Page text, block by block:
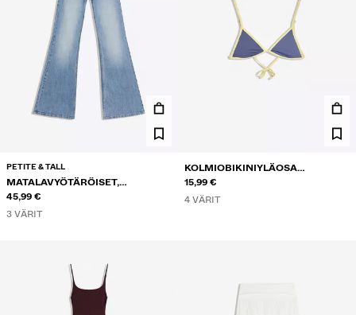
PETITE & TALL
MATALAVYÖTÄRÖISET,
KIRJAILLUT KELLOHELMALLISET
FARKUT
45,99 €
3 VÄRIT
KOLMIOBIKINIYLÄOSA
KONTRASTILLA
15,99 €
4 VÄRIT